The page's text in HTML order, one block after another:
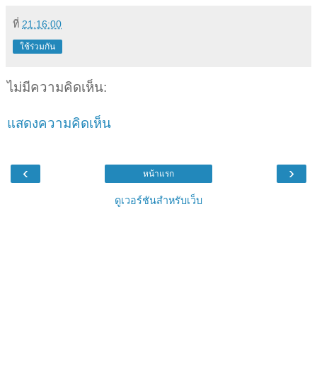
ที่ 21:16:00
ใช้ร่วมกัน
ไม่มีความคิดเห็น:
แสดงความคิดเห็น
‹ ›
หน้าแรก
ดูเวอร์ชันสำหรับเว็บ